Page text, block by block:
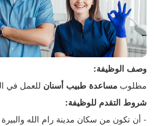
وصف الوظيفة:
مطلوب مساعدة طبيب أسنان للعمل في
شروط التقدم للوظيفة:
- أن تكون من سكان مدينة رام الله والبيرة